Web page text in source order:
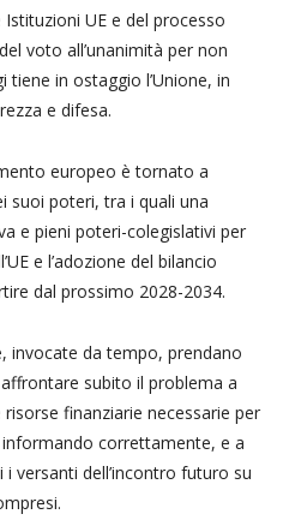
UE e del processo
voto all’unanimità per non
tiene in ostaggio l’Unione, in
e difesa.
europeo è tornato a
suoi poteri, tra i quali una
e pieni poteri-colegislativi per
e l’adozione del bilancio
dal prossimo 2028-2034.
invocate da tempo, prendano
subito il problema a
finanziarie necessarie per
correttamente, e a
versanti dell’incontro futuro su